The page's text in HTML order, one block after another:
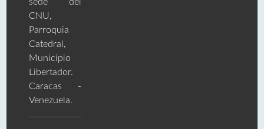
CNU,
Parroquia
Catedral,
Municipio
Libertador.
Caracas -
Venezuela.